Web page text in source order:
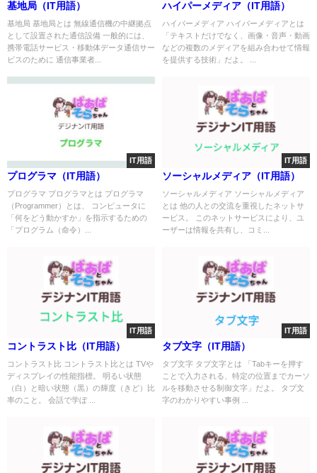
基地局（IT用語）
基地局 基地局とは 無線通信機の中継拠点
として設置された通信設備 一般的には、
携帯電話サービス・移動体データ通信サー
ビスのために 通信事業者...
ハイパーメディア（IT用語）
ハイパーメディア ハイパーメディアとは
「テキストだけでなく、画像・音声・動画
などの複数のメディアを組み合わせて情報
を提供する技術」だよ。 ...
IT用語
プログラマ（IT用語）
プログラマ プログラマとは プログラマ
（Programmer）とは、 コンピュータに
「何をどう動かすか」を指示するための
「プログラム（命令）...
IT用語
ソーシャルメディア（IT用語）
ソーシャルメディア ソーシャルメディア
とは 他の人との交流を重視したネットサ
ービス。 このネットサービスにより、ユ
ーザーは情報を共有し、コミ...
IT用語
コントラスト比（IT用語）
コントラスト比 コントラスト比とは TVや
ディスプレイの性能指標。 明るい状態
（白）と暗い状態（黒）の輝度（きど）比
率のこと。 会話で学ぼ ...
IT用語
タブ文字（IT用語）
タブ文字 タブ文字とは 「Tabキーを押す
ことで入力される、特定の位置までカーソ
ルを移動させる制御文字」だよ。 タブ文
字のわかりやすい事例 ...